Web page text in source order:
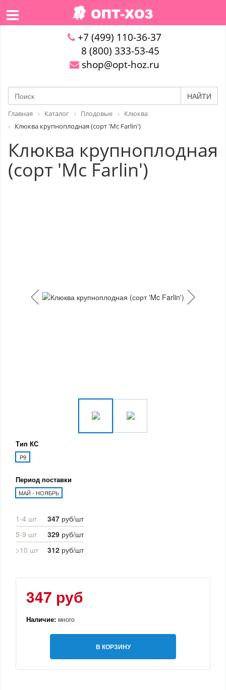
+7 (499) 110-36-37
8 (800) 333-53-45
shop@opt-hoz.ru
НАЙТИ
Главная Каталог Плодовые
Клюква
Клюква крупноплодная (сорт 'Mc Farlin')
Клюква крупноплодная
(сорт 'Mc Farlin')
Тип КС
P9
Период поставки
МАЙ - НОЯБРЬ
1-4 шт 347 руб/шт
5-9 шт
329 руб/шт
>10 шт
312 руб/шт
347 руб
Наличие: много
В КОРЗИНУ